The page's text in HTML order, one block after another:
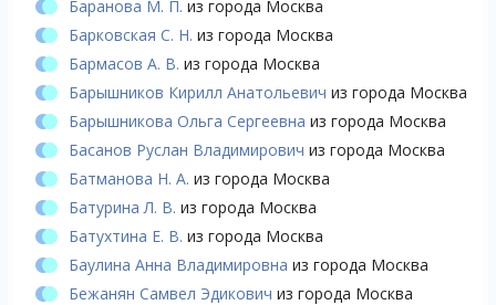
Баранова М. П. из города Москва
Барковская С. Н. из города Москва
Бармасов А. В. из города Москва
Барышников Кирилл Анатольевич из города Москва
Барышникова Ольга Сергеевна из города Москва
Басанов Руслан Владимирович из города Москва
Батманова Н. А. из города Москва
Батурина Л. В. из города Москва
Батухтина Е. В. из города Москва
Баулина Анна Владимировна из города Москва
Бежанян Самвел Эдикович из города Москва